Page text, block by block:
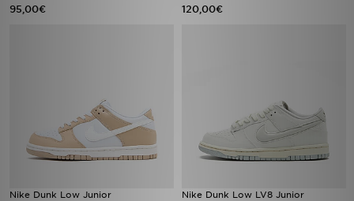
95,00€ 120,00€
Nike Dunk Low Junior Nike Dunk Low LV8 Junior